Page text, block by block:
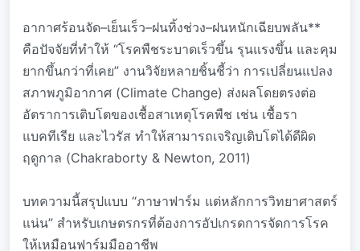
อากาศร้อนจัด–เย็นเร็ว–ฝนทิ้งช่วง–ฝนหนักเฉียบพลัน**
คือปัจจัยที่ทำให้ “โรคพืชระบาดเร็วขึ้น รุนแรงขึ้น และคุม
ยากขึ้นกว่าที่เคย” งานวิจัยหลายชิ้นชี้ว่า การเปลี่ยนแปลง
สภาพภูมิอากาศ (Climate Change) ส่งผลโดยตรงต่อ
อัตราการเติบโตของเชื้อสาเหตุโรคพืช เช่น เชื้อรา
แบคทีเรีย และไวรัส ทำให้สามารถเจริญเติบโตได้ดีผิด
ฤดูกาล (Chakraborty & Newton, 2011)
บทความนี้สรุปแบบ “ภาษาฟาร์ม แต่หลักการวิทยาศาสตร์
แน่น” สำหรับเกษตรกรที่ต้องการอัปเกรดการจัดการโรค
ให้เหมือนฟาร์มมืออาชีพ